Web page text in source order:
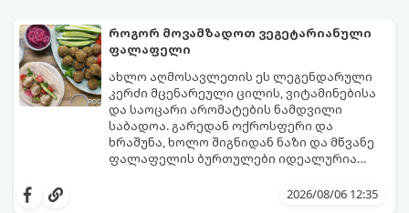
როგორ მოვამზადოთ ვეგეტარიანული
ფალაფელი
ახლო აღმოსავლეთის ეს ლეგენდარული
კერძი მცენარეული ცილის, ვიტამინებისა
და საოცარი არომატების ნამდვილი
საბადოა. გარედან ოქროსფერი და
ხრაშუნა, ხოლო შიგნიდან ნაზი და მწვანე
ფალაფელის ბურთულები იდეალურია
სალათებთან ერთად ან ტახინის (სესამის)
მდგომარეობს, რომ გამოიყენება2026/08/06 12:35